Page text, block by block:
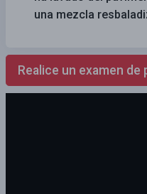
una mezcla
Realice un examen de